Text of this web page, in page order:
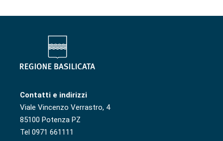
Contatti e indirizzi
Viale Vincenzo Verrastro, 4
85100 Potenza PZ
Tel 0971 661111